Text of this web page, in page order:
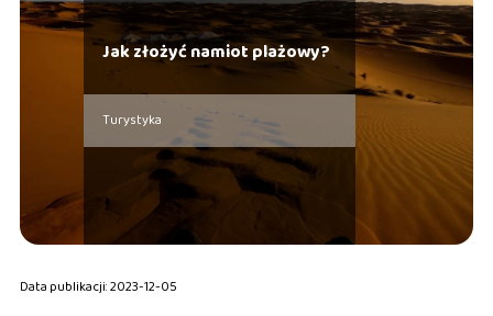
Jak złożyć namiot plażowy?
Turystyka
Data publikacji: 2023-12-05